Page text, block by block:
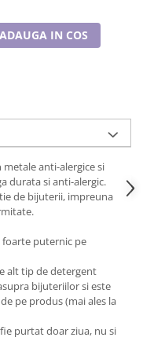
ADAUGA IN COS
anti-alergice si
durata si anti-alergic.
de bijuterii, impreuna
foarte puternic pe
alt tip de detergent
bijuteriilor si este
pe produs (mai ales la
purtat doar ziua, nu si